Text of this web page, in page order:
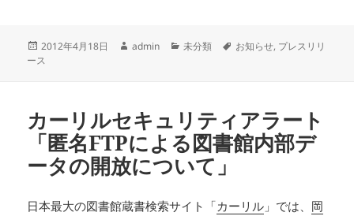
投
稿
2012年4月18日
作
admin
カ
未分類
タ
お知らせ, プレスリリ
ース
カーリルセキュリティアラート
「匿名FTPによる図書館内部デ
ータの開放について」
日本最大の図書館蔵書検索サイト「カーリル 」では、 岡